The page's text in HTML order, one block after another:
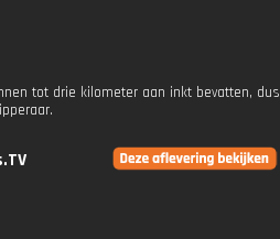
tot drie kilometer aan inkt bevatten, dus